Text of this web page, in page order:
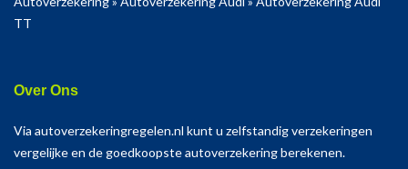
TT
Over Ons
Via autoverzekeringregelen.nl kunt u zelfstandig verzekeringen
vergelijke en de goedkoopste autoverzekering berekenen.